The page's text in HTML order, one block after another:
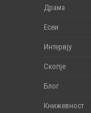
Драма
Есеи
Интервју
Скопје
Блог
Книжевност